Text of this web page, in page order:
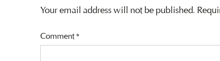
Your email address will not be published.
Comment*